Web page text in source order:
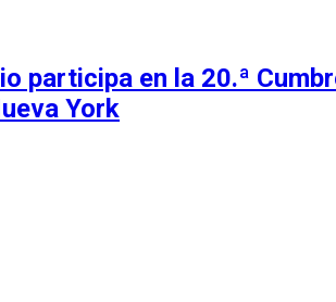
participa en la 20.ª
York